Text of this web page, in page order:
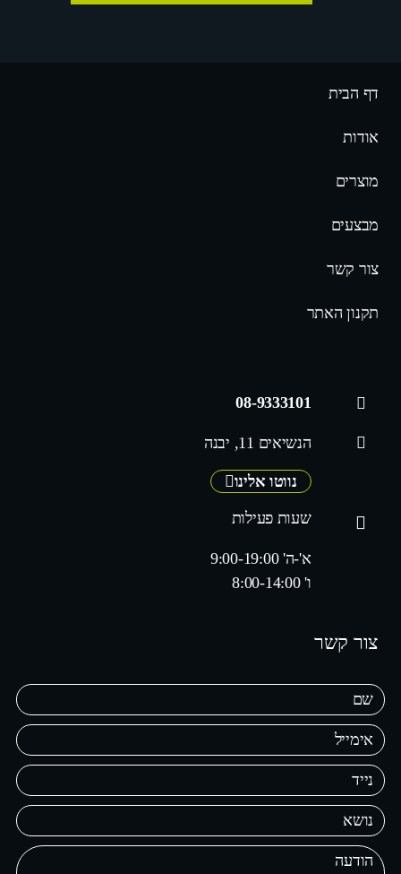
דף הבית
אודות
מוצרים
מבצעים
צור קשר
תקנון האתר
08-9333101
הנשיאים 11, יבנה
נווטו אלינו
שעות פעילות
א'-ה' 9:00-19:00
ו' 8:00-14:00
צור קשר